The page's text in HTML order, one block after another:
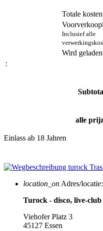
Totale
Inclusief alle
Wird
:
alle
Einlass ab 18 Jahren
location_on Adres/locatie:
Turock - disco, live-
Viehofer Platz 3
45127 Essen